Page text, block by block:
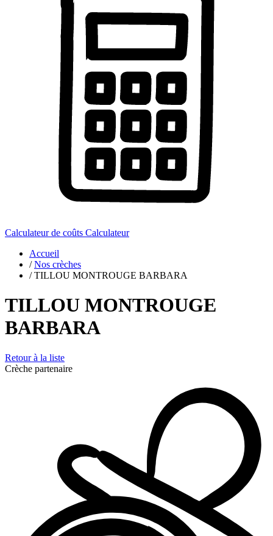
Calculateur de coûts Calculateur
Accueil
/ Nos crèches
/ TILLOU MONTROUGE BARBARA
TILLOU MONTROUGE
BARBARA
Retour à la liste
Crèche partenaire